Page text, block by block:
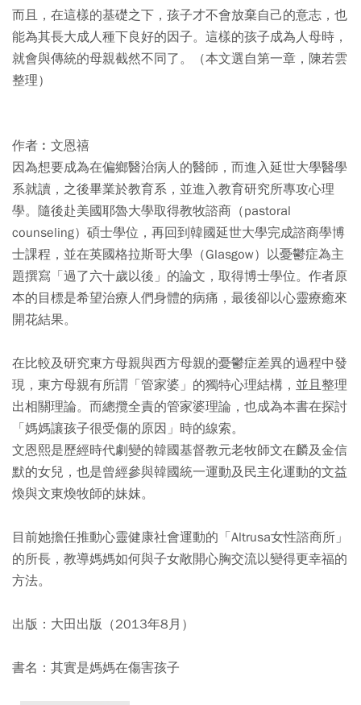
而且，在這樣的基礎之下，孩子才不會放棄自己的意志，也
能為其長大成人種下良好的因子。這樣的孩子成為人母時，
就會與傳統的母親截然不同了。（本文選自第一章，陳若雲
整理）
作者︰文恩禧
因為想要成為在偏鄉醫治病人的醫師，而進入延世大學醫學
系就讀，之後畢業於教育系，並進入教育研究所專攻心理
學。隨後赴美國耶魯大學取得教牧諮商（pastoral
counseling）碩士學位，再回到韓國延世大學完成諮商學博
士課程，並在英國格拉斯哥大學（Glasgow）以憂鬱症為主
題撰寫「過了六十歲以後」的論文，取得博士學位。作者原
本的目標是希望治療人們身體的病痛，最後卻以心靈療癒來
開花結果。
在比較及研究東方母親與西方母親的憂鬱症差異的過程中發
現，東方母親有所謂「管家婆」的獨特心理結構，並且整理
出相關理論。而總攬全責的管家婆理論，也成為本書在探討
「媽媽讓孩子很受傷的原因」時的線索。
文恩熙是歷經時代劇變的韓國基督教元老牧師文在麟及金信
默的女兒，也是曾經參與韓國統一運動及民主化運動的文益
煥與文東煥牧師的妹妺。
目前她擔任推動心靈健康社會運動的「Altrusa女性諮商所」
的所長，教導媽媽如何與子女敞開心胸交流以變得更幸福的
方法。
出版：大田出版（2013年8月）
書名：其實是媽媽在傷害孩子